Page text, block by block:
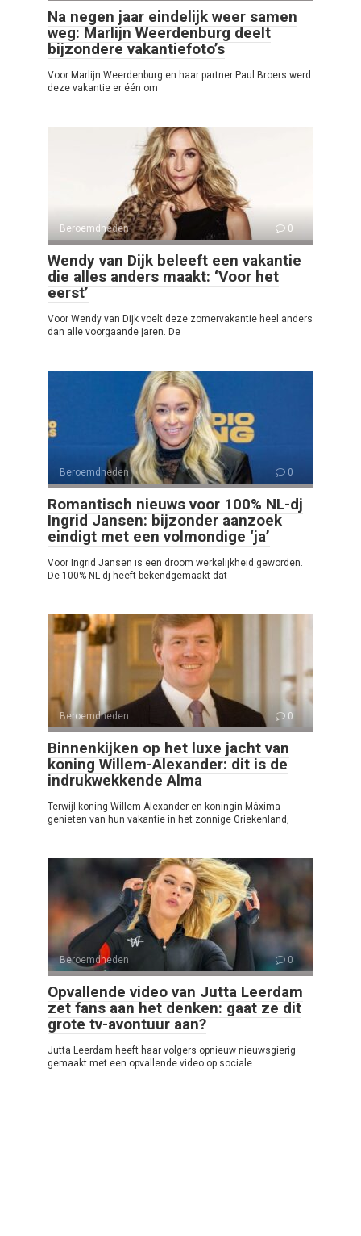
Na negen jaar eindelijk weer samen
weg: Marlijn Weerdenburg deelt
bijzondere vakantiefoto’s
Voor Marlijn Weerdenburg en haar partner Paul Broers werd
deze vakantie er één om
Beroemdheden 0
Wendy van Dijk beleeft een vakantie
die alles anders maakt: ‘Voor het
eerst’
Voor Wendy van Dijk voelt deze zomervakantie heel anders
dan alle voorgaande jaren. De
Beroemdheden 0
Romantisch nieuws voor 100% NL-dj
Ingrid Jansen: bijzonder aanzoek
eindigt met een volmondige ‘ja’
Voor Ingrid Jansen is een droom werkelijkheid geworden.
De 100% NL-dj heeft bekendgemaakt dat
Beroemdheden 0
Binnenkijken op het luxe jacht van
koning Willem-Alexander: dit is de
indrukwekkende Alma
Terwijl koning Willem-Alexander en koningin Máxima
genieten van hun vakantie in het zonnige Griekenland,
Beroemdheden 0
Opvallende video van Jutta Leerdam
zet fans aan het denken: gaat ze dit
grote tv-avontuur aan?
Jutta Leerdam heeft haar volgers opnieuw nieuwsgierig
gemaakt met een opvallende video op sociale